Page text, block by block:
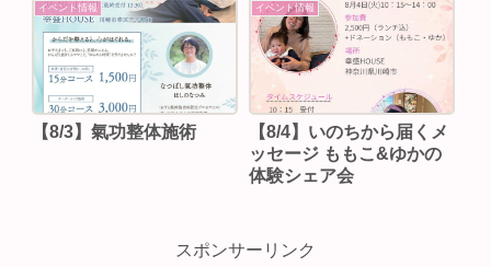
イベント情報
【8/3】⁡氣功整体施術
イベント情報
【8/4】いのちから届くメ
ッセージ ももこ&ゆかの
体験シェア会
スポンサーリンク